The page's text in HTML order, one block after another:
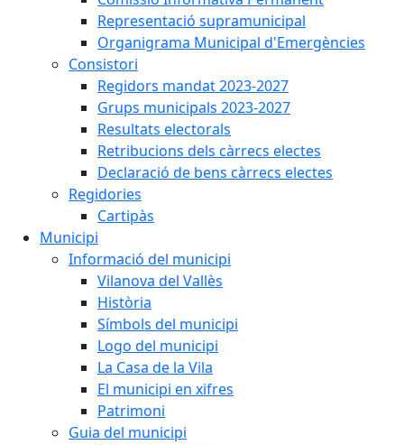
Representació supramunicipal
Organigrama Municipal d'Emergències
Consistori
Regidors mandat 2023-2027
Grups municipals 2023-2027
Resultats electorals
Retribucions dels càrrecs electes
Declaració de bens càrrecs electes
Regidories
Cartipàs
Municipi
Informació del municipi
Vilanova del Vallès
Història
Símbols del municipi
Logo del municipi
La Casa de la Vila
El municipi en xifres
Patrimoni
Guia del municipi